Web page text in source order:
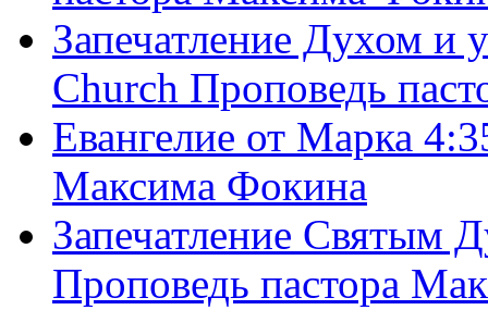
Запечатление Духом и
Church Проповедь
Евангелие от Марка
Максима Фокина
Запечатление Святым
Проповедь пастора